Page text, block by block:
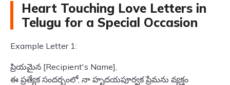
Heart Touching Love Letters in
Telugu for a Special Occasion
Example Letter 1:
ప్రియమైన [Recipient's Name],
ఈ ప్రత్యేక సందర్భంలో, నా హృదయపూర్వక ప్రేమను వ్యక్తం